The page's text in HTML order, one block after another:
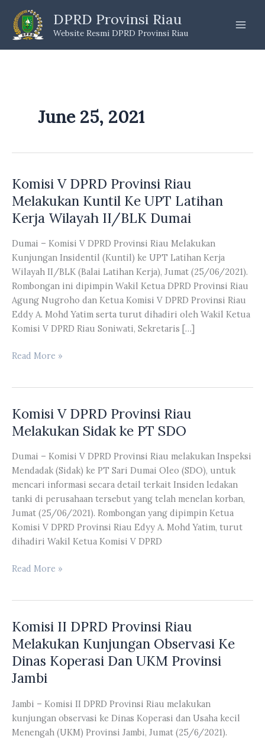
content
DPRD Provinsi Riau
Website Resmi DPRD Provinsi Riau
June 25, 2021
Komisi V DPRD Provinsi Riau
Melakukan Kuntil Ke UPT Latihan
Kerja Wilayah II/BLK Dumai
Dumai – Komisi V DPRD Provinsi Riau Melakukan
Kunjungan Insidentil (Kuntil) ke UPT Latihan Kerja
Wilayah II/BLK (Balai Latihan Kerja), Jumat (25/06/2021).
Rombongan ini dipimpin Wakil Ketua DPRD Provinsi Riau
Agung Nugroho dan Ketua Komisi V DPRD Provinsi Riau
Eddy A. Mohd Yatim serta turut dihadiri oleh Wakil Ketua
Komisi V DPRD Riau Soniwati, Sekretaris […]
Komisi
Riau
Melakukan
Ke
UPT
Latihan
Kerja
Wilayah
II/BLK
Dumai
Read More »
Komisi V DPRD Provinsi Riau
Melakukan Sidak ke PT SDO
Dumai – Komisi V DPRD Provinsi Riau melakukan Inspeksi
Mendadak (Sidak) ke PT Sari Dumai Oleo (SDO), untuk
mencari informasi secara detail terkait Insiden ledakan
tanki di perusahaan tersebut yang telah menelan korban,
Jumat (25/06/2021). Rombongan yang dipimpin Ketua
Komisi V DPRD Provinsi Riau Edyy A. Mohd Yatim, turut
dihadiri Wakil Ketua Komisi V DPRD
Komisi
Riau
Melakukan
ke
PT
Read More »
Komisi II DPRD Provinsi Riau
Melakukan Kunjungan Observasi Ke
Dinas Koperasi Dan UKM Provinsi
Jambi
Jambi – Komisi II DPRD Provinsi Riau melakukan
kunjungan observasi ke Dinas Koperasi dan Usaha kecil
Menengah (UKM) Provinsi Jambi, Jumat (25/6/2021).